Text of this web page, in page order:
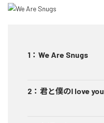
1 ： We Are Snugs
2 ： 君と僕のI love you